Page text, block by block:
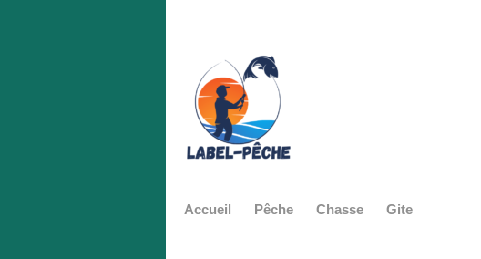
Accueil Pêche Chasse Gite